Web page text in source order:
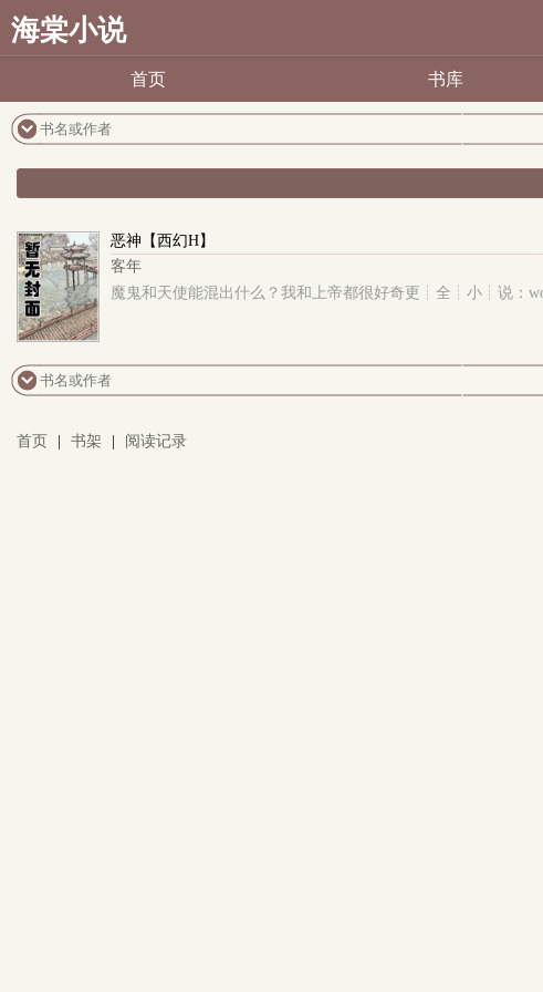
海棠小说
首页 书库
恶神【西幻H】
客年
魔鬼和天使能混出什么？我和上帝都很好奇更┊全┊小┊说：
首页 书架 阅读记录